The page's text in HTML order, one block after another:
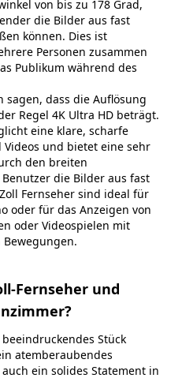
von bis zu 178 Grad,
die Bilder aus fast
können. Dies ist
Personen zusammen
Publikum während des
sagen, dass die Auflösung
Regel 4K Ultra HD beträgt.
eine klare, scharfe
und bietet eine sehr
den breiten
die Bilder aus fast
Fernseher sind ideal für
oder für das Anzeigen von
oder Videospielen mit
Fernseher und
Stück
atemberaubendes
ein solides Statement in